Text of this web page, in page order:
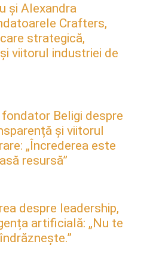
și Alexandra
Crafters,
strategică,
viitorul industriei de
Beligi despre
și viitorul
„Încrederea este
resursă”
despre leadership,
artificială: „Nu te